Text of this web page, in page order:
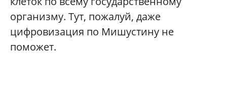
организму. Тут, пожалуй, даже
цифровизация по Мишустину не
поможет.